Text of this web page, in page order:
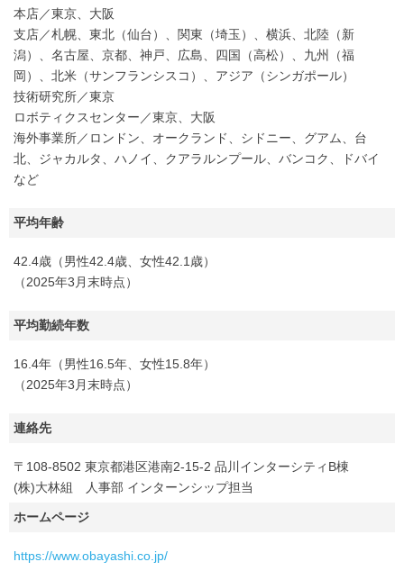
本店／東京、大阪
支店／札幌、東北（仙台）、関東（埼玉）、横浜、北陸（新
潟）、名古屋、京都、神戸、広島、四国（高松）、九州（福
岡）、北米（サンフランシスコ）、アジア（シンガポール）
技術研究所／東京
ロボティクスセンター／東京、大阪
海外事業所／ロンドン、オークランド、シドニー、グアム、台
北、ジャカルタ、ハノイ、クアラルンプール、バンコク、ドバイ
など
平均年齢
42.4歳（男性42.4歳、女性42.1歳）
（2025年3月末時点）
平均勤続年数
16.4年（男性16.5年、女性15.8年）
（2025年3月末時点）
連絡先
〒108-8502 東京都港区港南2-15-2 品川インターシティB棟
(株)大林組 人事部 インターンシップ担当
ホームページ
https://www.obayashi.co.jp/